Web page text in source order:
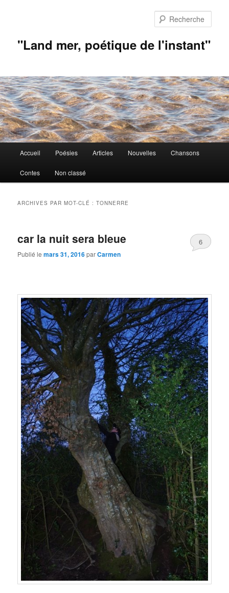
"Land mer, poétique de l'instant"
principal
Accueil Poésies Articles Nouvelles Chansons
Contes Non classé
ARCHIVES PAR MOT-CLÉ :TONNERRE
car la nuit sera bleue
Publié lemars 31, 2016parCarmen
6